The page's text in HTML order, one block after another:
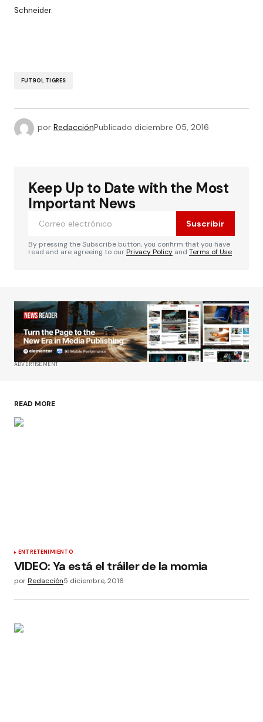
Schneider.
FUTBOL TIGRES
por RedacciónPublicado diciembre 05, 2016
Keep Up to Date with the Most
Important News
Suscribir
By pressing the Subscribe button, you confirm that you have
read and are agreeing to ourPrivacy Policy and Terms of Use
ADVERTISEMENT
READ MORE
ENTRETENIMIENTO
VIDEO: Ya está el tráiler de la momia
porRedacción5 diciembre, 2016